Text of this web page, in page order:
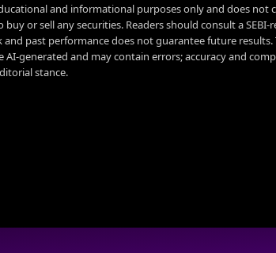
and informational purposes only and does
or sell any securities. Readers should consult a
and past performance does not guarantee future
AI-generated and may contain errors; accuracy and
stance.